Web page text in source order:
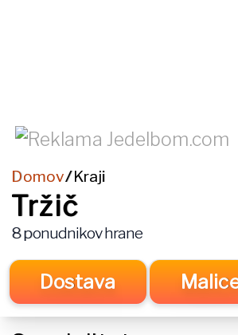
Domov/Kraji
Tržič
8ponudnikov hrane
Dostava